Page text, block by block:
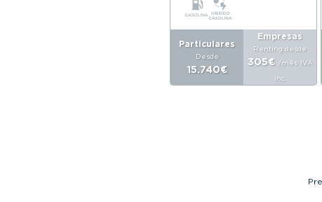
Particulares
Desde
15.740€
Empresas
Renting desde
305€ /mês IVA
inc.